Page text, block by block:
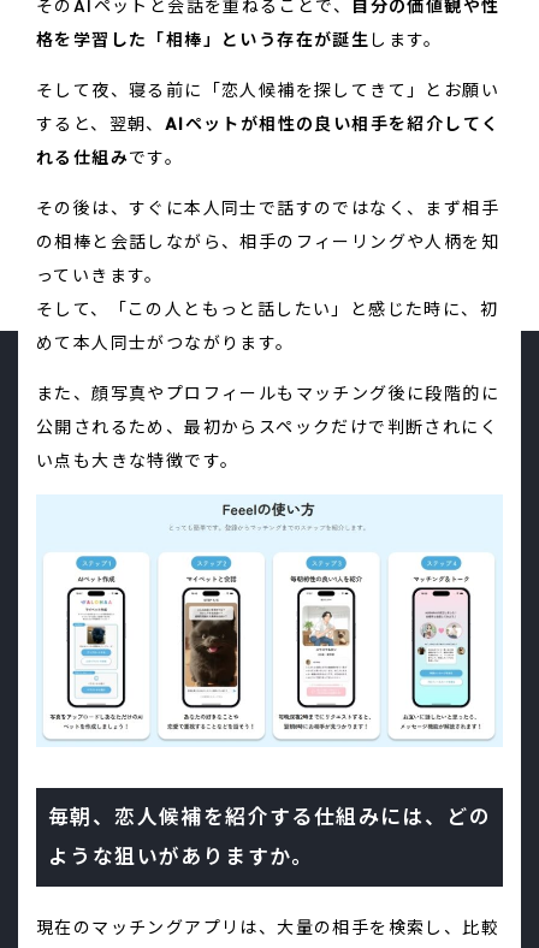
そのAIペットと会話を重ねることで、 自分の価値観や性
格を学習した「相棒」という存在が誕生 します。
そして夜、寝る前に「恋人候補を探してきて」とお願い
すると、翌朝、 AIペットが相性の良い相手を紹介してく
れる仕組みです。
その後は、すぐに本人同士で話すのではなく、まず相手
の相棒と会話しながら、相手のフィーリングや人柄を知
っていきます。
そして、「この人ともっと話したい」と感じた時に、初
めて本人同士がつながります。
また、顔写真やプロフィールもマッチング後に段階的に
公開されるため、最初からスペックだけで判断されにく
い点も大きな特徴です。
毎朝、恋人候補を紹介する仕組みには、どの
ような狙いがありますか。
現在のマッチングアプリは、大量の相手を検索し、比較